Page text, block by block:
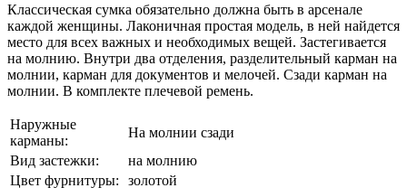
Классическая сумка обязательно должна быть в арсенале
каждой женщины. Лаконичная простая модель, в ней найдется
место для всех важных и необходимых вещей. Застегивается
на молнию. Внутри два отделения, разделительный карман на
молнии, карман для документов и мелочей. Сзади карман на
молнии. В комплекте плечевой ремень.
Наружные
карманы:
На молнии сзади
Вид застежки:
на молнию
Цвет фурнитуры:
золотой